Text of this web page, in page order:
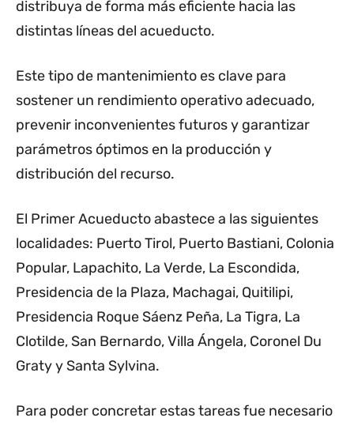
distribuya de forma más eficiente hacia las
distintas líneas del acueducto.
Este tipo de mantenimiento es clave para
sostener un rendimiento operativo adecuado,
prevenir inconvenientes futuros y garantizar
parámetros óptimos en la producción y
distribución del recurso.
El Primer Acueducto abastece a las siguientes
localidades: Puerto Tirol, Puerto Bastiani, Colonia
Popular, Lapachito, La Verde, La Escondida,
Presidencia de la Plaza, Machagai, Quitilipi,
Presidencia Roque Sáenz Peña, La Tigra, La
Clotilde, San Bernardo, Villa Ángela, Coronel Du
Graty y Santa Sylvina.
Para poder concretar estas tareas fue necesario